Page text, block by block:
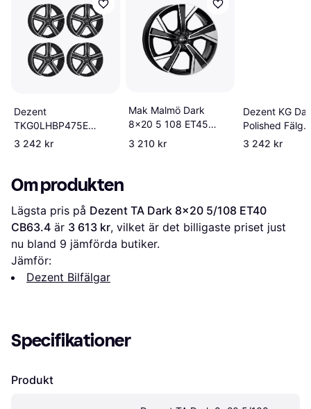
Dezent
TKG0LHBP475E
Aluminium Fälg 20
3 242 kr
Mak Malmö Dark
8x20 5 108 ET45
B63.4
3 210 kr
Dezent KG
Polished Fälg
Aluminium
3 242 kr
Om produkten
Lägsta pris på Dezent TA Dark 8x20 5/108 ET40
CB63.4 är 3 613 kr, vilket är det billigaste priset just
nu bland 9 jämförda butiker.
Jämför:
Dezent Bilfälgar
Specifikationer
Produkt